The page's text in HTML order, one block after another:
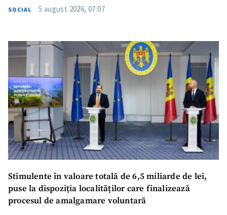
SUSȚINE
SOCIAL 5 august 2026, 07:07
Stimulente în valoare totală de 6,5 miliarde de lei,
puse la dispoziția localităților care finalizează
procesul de amalgamare voluntară